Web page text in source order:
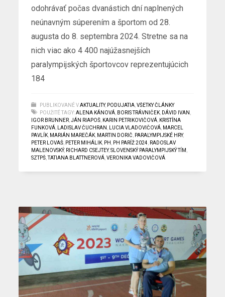
odohrávať počas dvanástich dní naplnených
neúnavným súperením a športom od 28.
augusta do 8. septembra 2024. Stretne sa na
nich viac ako 4 400 najúžasnejších
paralympijských športovcov reprezentujúcich
184
PUBLIKOVANÉ V AKTUALITY, PODUJATIA ,VŠETKY ČLÁNKY
POUŽITÉ TAGY: ALENA KÁNOVÁ BORIS TRÁVNIČEK DÁVID IVAN
IGOR BRUNNER ,JÁN RIAPOŠ KARIN PETRIKOVIČOVÁ KRISTÍNA
FUNKOVÁ
LADISLAV ČUCHRAN LUCIA VLADOVIČOVÁ MARCEL
PAVLÍK MARIÁN MAREČÁK MARTIN DORIČ PARALYMPIJSKÉ HRY,
PETER LOVAŠ PETER MIHÁLIK PH PH PARÍŽ 2024
RADOSLAV
MALENOVSKÝ, RICHARD CSEJTEY,SLOVENSKÝ PARALYMPIJSKÝ TÍM
SZTPŠ ,TATIANA BLATTNEROVÁ ,VERONIKA VADOVIČOVÁ